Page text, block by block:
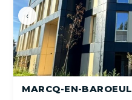
‹
MARCQ-EN-BAROEUL